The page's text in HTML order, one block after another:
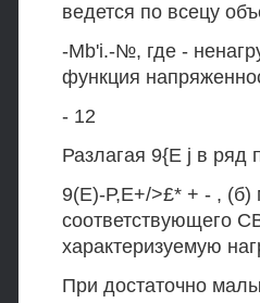
ведется по всецу
-Mb'i.-№, где -
функция
- 12
Разлагая 9{Е j в ряд
9(E)-Р,Е+/>£* + - , (б)
соответствующего
характеризуемую
При достаточно